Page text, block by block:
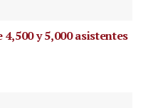
y 5,000 asistentes